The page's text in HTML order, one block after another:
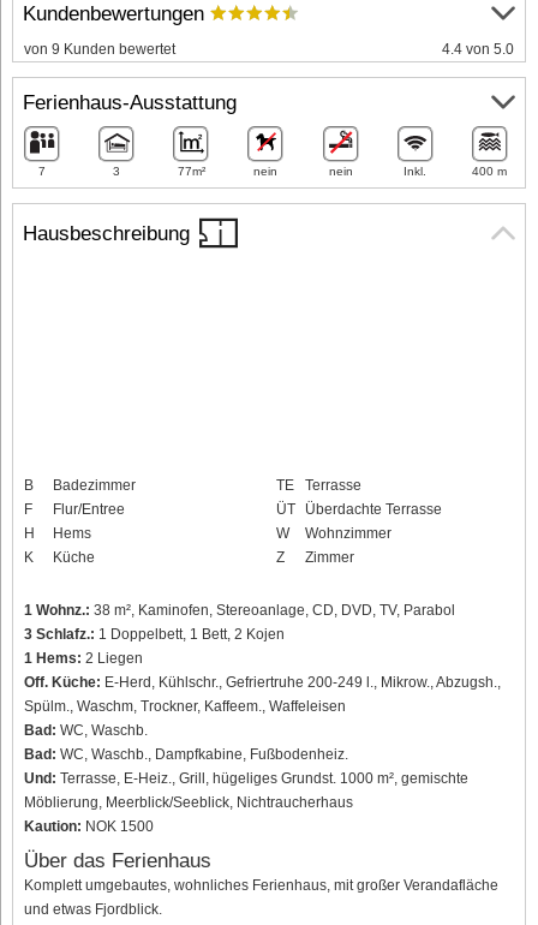
Hausbeschreibung
B
Badezimmer
F
Flur/Entree
H
Hems
K
Küche
TE
Terrasse
ÜT
Überdachte Terrasse
W
Wohnzimmer
Z
Zimmer
1 Wohnz.: 38 m², Kaminofen, Stereoanlage, CD, DVD, TV, Parabol
3 Schlafz.: 1 Doppelbett, 1 Bett, 2 Kojen
1 Hems: 2 Liegen
Off. Küche: E-Herd, Kühlschr., Gefriertruhe 200-249 l., Mikrow., Abzugsh.,
Spülm., Waschm, Trockner, Kaffeem., Waffeleisen
Bad: WC, Waschb.
Bad: WC, Waschb., Dampfkabine, Fußbodenheiz.
Und: Terrasse, E-Heiz., Grill, hügeliges Grundst. 1000 m², gemischte
Möblierung, Meerblick/Seeblick, Nichtraucherhaus
Kaution: NOK 1500
Über das Ferienhaus
Komplett umgebautes, wohnliches Ferienhaus, mit großer Verandafläche
und etwas Fjordblick.
Kundenbewertungen
von 9 Kunden bewertet 4.4 von 5.0
Ferienhaus-Ausstattung
7 3 77m² nein nein Inkl. 400 m